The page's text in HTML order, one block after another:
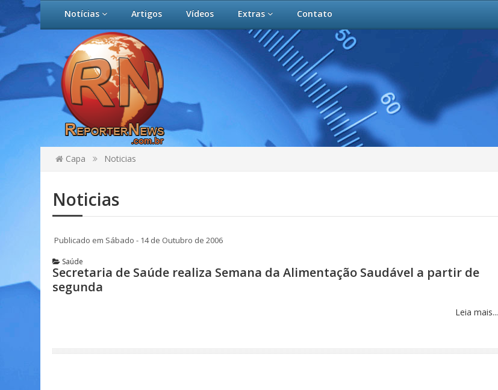
Notícias Artigos Vídeos Extras Contato
Capa Noticias
Noticias
Publicado em Sábado - 14 de Outubro de 2006
Saúde
Secretaria de Saúde realiza Semana da Alimentação Saudável a partir de
segunda
Leia mais...